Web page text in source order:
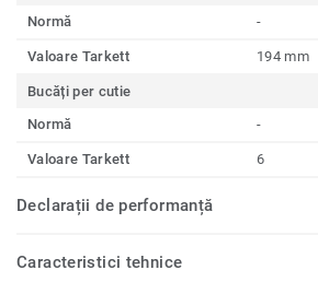
Normă
-
Valoare Tarkett 194 mm
Bucăți per cutie
Normă
-
Valoare Tarkett 6
Declarații de performanță
Caracteristici tehnice